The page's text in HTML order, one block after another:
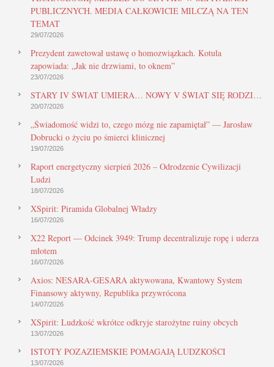
PUBLICZNYCH. MEDIA CAŁKOWICIE MILCZĄ NA TEN
TEMAT
29/07/2026
Prezydent zawetował ustawę o homozwiązkach. Kotula
zapowiada: „Jak nie drzwiami, to oknem”
23/07/2026
STARY IV ŚWIAT UMIERA… NOWY V ŚWIAT SIĘ RODZI…
20/07/2026
„Świadomość widzi to, czego mózg nie zapamiętał” — Jarosław
Dobrucki o życiu po śmierci klinicznej
19/07/2026
Raport energetyczny sierpień 2026 – Odrodzenie Cywilizacji
Ludzi
18/07/2026
XSpirit: Piramida Globalnej Władzy
16/07/2026
X22 Report — Odcinek 3949: Trump decentralizuje ropę i uderza
młotem
16/07/2026
Axios: NESARA-GESARA aktywowana, Kwantowy System
Finansowy aktywny, Republika przywrócona
14/07/2026
XSpirit: Ludzkość wkrótce odkryje starożytne ruiny obcych
13/07/2026
ISTOTY POZAZIEMSKIE POMAGAJĄ LUDZKOŚCI
13/07/2026